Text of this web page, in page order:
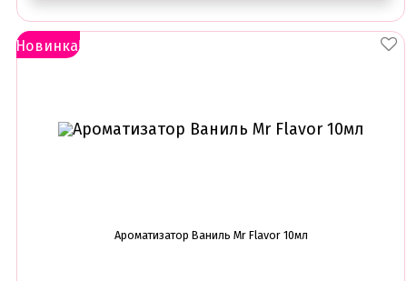
Новинка!
Ароматизатор Ваниль Mr Flavor 10мл